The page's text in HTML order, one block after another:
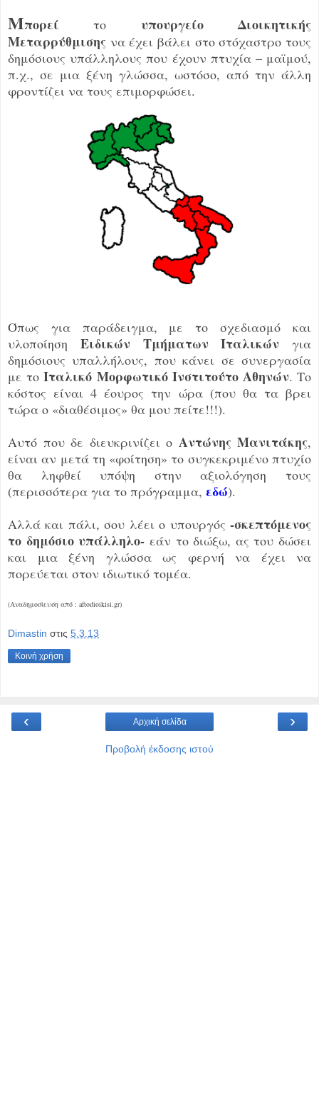
Μπορεί το υπουργείο Διοικητικής
Μεταρρύθμισης να έχει βάλει στο στόχαστρο τους
δημόσιους υπάλληλους που έχουν πτυχία – μαϊμού,
π.χ., σε μια ξένη γλώσσα, ωστόσο, από την άλλη
φροντίζει να τους επιμορφώσει.
Όπως για παράδειγμα, με το σχεδιασμό και
υλοποίηση Ειδικών Τμήματων Ιταλικών για
δημόσιους υπαλλήλους, που κάνει σε συνεργασία
με τοΙταλικό Μορφωτικό Ινστιτούτο Αθηνών. Το
κόστος είναι 4 έουρος την ώρα (που θα τα βρει
τώρα ο «διαθέσιμος» θα μου πείτε!!!).
Αυτό που δε διευκρινίζει ο Αντώνης Μανιτάκης,
είναι αν μετά τη «φοίτηση» το συγκεκριμένο πτυχίο
θα ληφθεί υπόψη στην αξιολόγηση τους
(περισσότερα για το πρόγραμμα, εδώ).
Αλλά και πάλι, σου λέει ο υπουργός -σκεπτόμενος
το δημόσιο υπάλληλο- εάν το διώξω, ας του δώσει
και μια ξένη γλώσσα ως φερνή να έχει να
πορεύεται στον ιδιωτικό τομέα.
(Αναδημοσίευση από : aftodioikisi.gr)
Dimastin στις 5.3.13
Κοινή χρήση
‹ ›
Αρχική σελίδα
Προβολή έκδοσης ιστού